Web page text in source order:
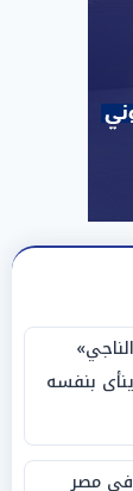
بنفسه
في مصر